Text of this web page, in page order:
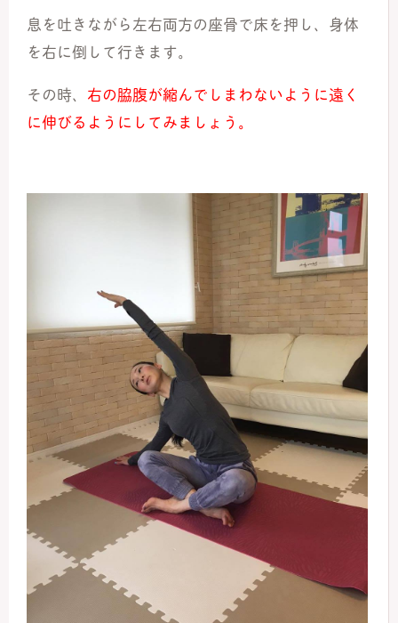
息を吐きながら左右両方の座骨で床を押し、身体
を右に倒して行きます。
その時、 右の脇腹が縮んでしまわないように遠く
に伸びるようにしてみましょう。